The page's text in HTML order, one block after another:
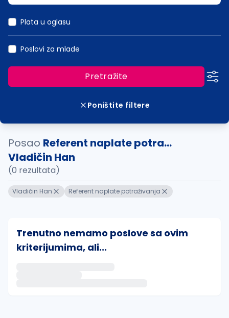
Plata u oglasu
Poslovi za mlade
Pretražite
Poništite filtere
Posao Referent naplate potra...
Vladičin Han
(0 rezultata)
Vladičin Han Referent naplate potraživanja
Trenutno nemamo poslove sa ovim
kriterijumima, ali...